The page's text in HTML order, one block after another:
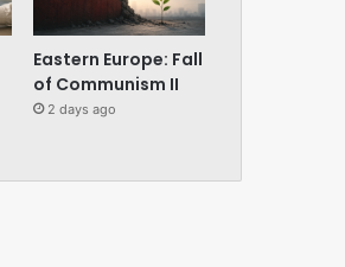
Eastern Europe: Fall
of Communism II
2 days ago